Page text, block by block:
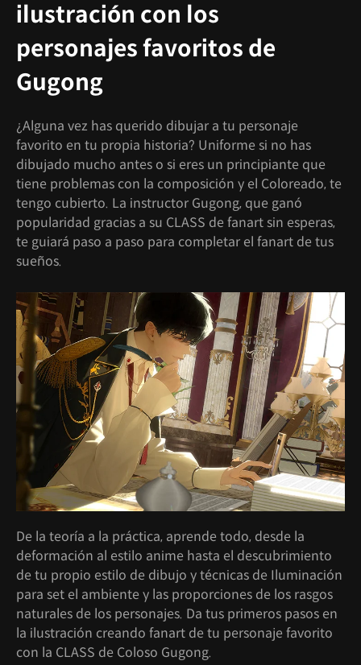
ilustración con los
personajes favoritos de
Gugong
¿Alguna vez has querido dibujar a tu personaje
favorito en tu propia historia? Uniforme si no has
dibujado mucho antes o si eres un principiante que
tiene problemas con la composición y el Coloreado, te
tengo cubierto. La instructor Gugong, que ganó
popularidad gracias a su CLASS de fanart sin esperas,
te guiará paso a paso para completar el fanart de tus
sueños.
De la teoría a la práctica, aprende todo, desde la
deformación al estilo anime hasta el descubrimiento
de tu propio estilo de dibujo y técnicas de Iluminación
para set el ambiente y las proporciones de los rasgos
naturales de los personajes. Da tus primeros pasos en
la ilustración creando fanart de tu personaje favorito
con la CLASS de Coloso Gugong.